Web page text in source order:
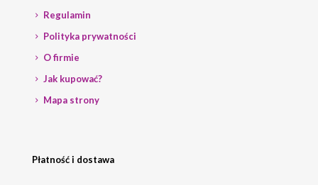
Regulamin
Polityka prywatności
O firmie
Jak kupować?
Mapa strony
Płatność i dostawa